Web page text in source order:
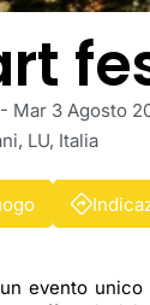
Mar 3 Agosto
LU, Italia
evento